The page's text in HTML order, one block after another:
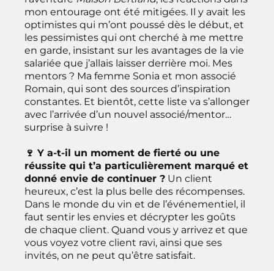
mon entourage ont été mitigées. Il y avait les
optimistes qui m’ont poussé dès le début, et
les pessimistes qui ont cherché à me mettre
en garde, insistant sur les avantages de la vie
salariée que j’allais laisser derrière moi. Mes
mentors ? Ma femme Sonia et mon associé
Romain, qui sont des sources d’inspiration
constantes. Et bientôt, cette liste va s’allonger
avec l’arrivée d’un nouvel associé/mentor…
surprise à suivre !
🍷 Y a-t-il un moment de fierté ou une
réussite qui t’a particulièrement marqué et
donné envie de continuer ? Un client
heureux, c’est la plus belle des récompenses.
Dans le monde du vin et de l’événementiel, il
faut sentir les envies et décrypter les goûts
de chaque client. Quand vous y arrivez et que
vous voyez votre client ravi, ainsi que ses
invités, on ne peut qu’être satisfait.